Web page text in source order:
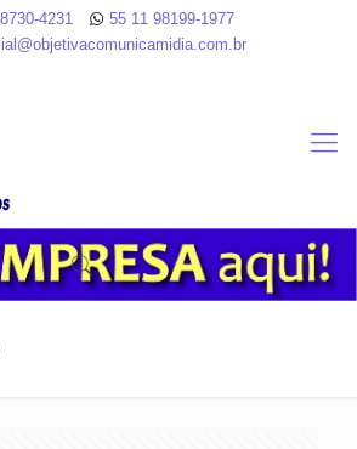
4231
55 11 98199-1977